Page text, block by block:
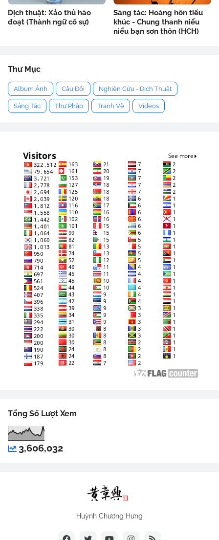
Dịch thuật: Xảo thủ hào
đoạt (Thành ngữ cố sự)
Sáng tác: Hoàng hôn tiểu
khúc - Chung thanh niểu
niểu bạn sơn thôn (HCH)
Thư Mục
Album Ảnh Câu Đối Nghiên Cứu - Dịch Thuật
Sáng Tác Thư Pháp Tranh Vẽ Videos
Tổng Số Lượt Xem
3,606,032
Huỳnh Chương Hưng